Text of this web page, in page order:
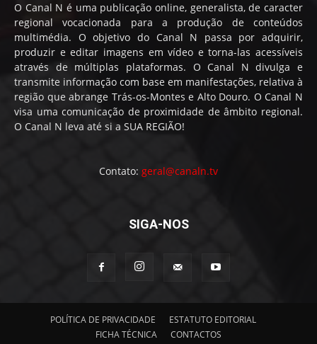
O Canal N é uma publicação online, generalista, de caracter
regional vocacionada para a produção de conteúdos
multimédia. O objetivo do Canal N passa por adquirir,
produzir e editar imagens em vídeo e torna-las acessíveis
através de múltiplas plataformas. O Canal N divulga e
transmite informação com base em manifestações, relativa à
região que abrange Trás-os-Montes e Alto Douro. O Canal N
visa uma comunicação de proximidade de âmbito regional.
O Canal N leva até si a SUA REGIÃO!
Contato: geral@canaln.tv
SIGA-NOS
POLÍTICA DE PRIVACIDADE
ESTATUTO EDITORIAL
FICHA TÉCNICA
CONTACTOS